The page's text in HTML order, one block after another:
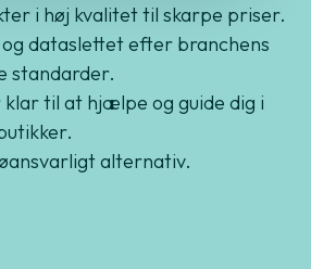
i høj kvalitet til skarpe priser.
dataslettet efter branchens
standarder.
klar til at hjælpe og guide dig i
alternativ.